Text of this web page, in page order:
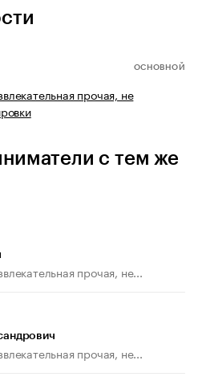
ОСНОВНОЙ
прочая, не
с тем же
прочая, не...
прочая, не...